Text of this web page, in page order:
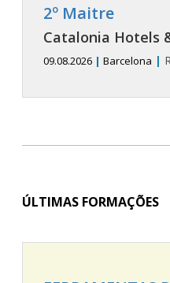
2º Maitre
Catalonia Hotels
09.08.2026 | Barcelona |
ÚLTIMAS FORMAÇÕES